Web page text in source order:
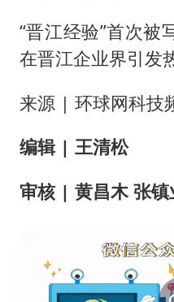
“晋江经验”首次被
在晋江企业界引发
来源 | 环球网科技
编辑 | 王清松
审核 | 黄昌木 张镇